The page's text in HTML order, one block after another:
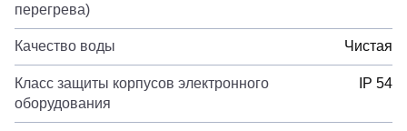
перегрева)
Качество воды Чистая
Класс защиты корпусов электронного
оборудования
IP 54